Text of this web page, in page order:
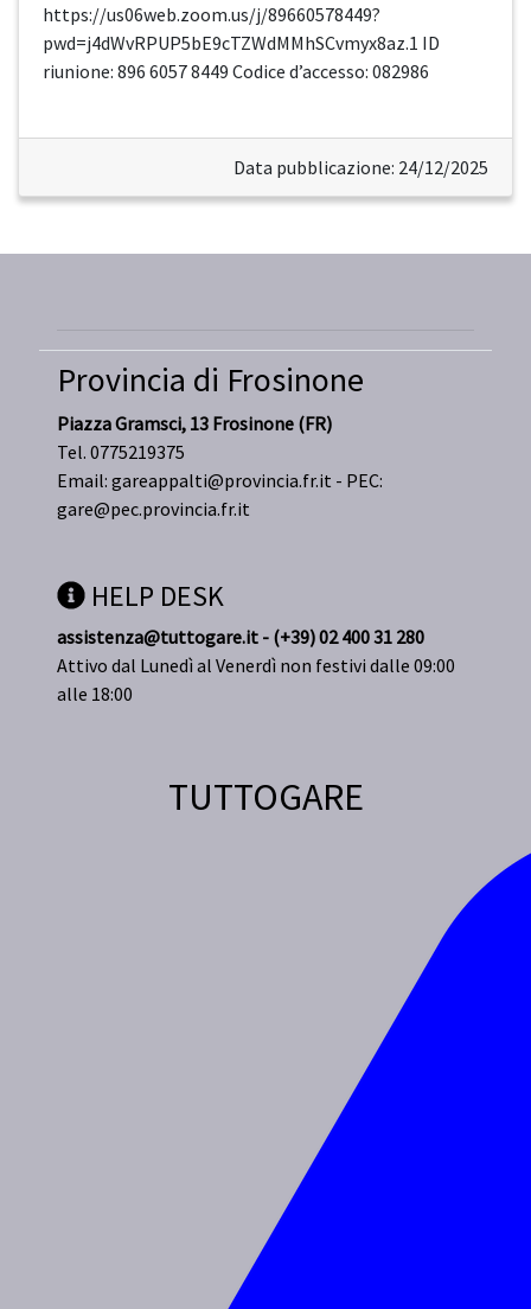
https://us06web.zoom.us/j/89660578449?
pwd=j4dWvRPUP5bE9cTZWdMMhSCvmyx8az.1 ID
riunione: 896 6057 8449 Codice d’accesso: 082986
Data pubblicazione: 24/12/2025
Provincia di Frosinone
Piazza Gramsci, 13 Frosinone (FR)
Tel. 0775219375
Email: gareappalti@provincia.fr.it - PEC:
gare@pec.provincia.fr.it
HELP DESK
assistenza@tuttogare.it - (+39) 02 400 31 280
Attivo dal Lunedì al Venerdì non festivi dalle 09:00
alle 18:00
TUTTOGARE